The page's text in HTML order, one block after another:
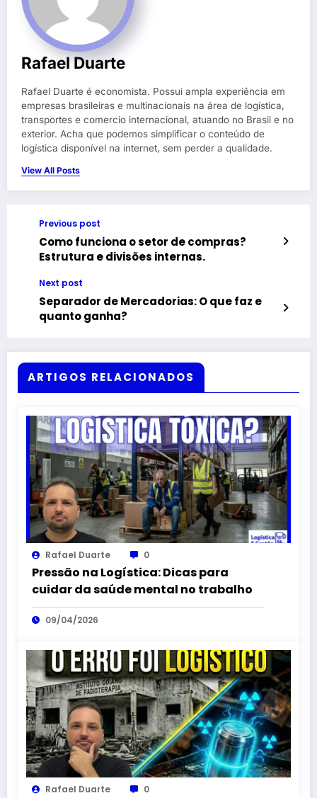
Rafael Duarte
Rafael Duarte é economista. Possui ampla experiência em
empresas brasileiras e multinacionais na área de logística,
transportes e comercio internacional, atuando no Brasil e no
exterior. Acha que podemos simplificar o conteúdo de
logística disponível na internet, sem perder a qualidade.
View All Posts
Previous post
Como funciona o setor de compras?
Estrutura e divisões internas.
Next post
Separador de Mercadorias: O que faz e
quanto ganha?
ARTIGOS RELACIONADOS
Rafael Duarte 0
Pressão na Logística: Dicas para
cuidar da saúde mental no trabalho
09/04/2026
Rafael Duarte 0